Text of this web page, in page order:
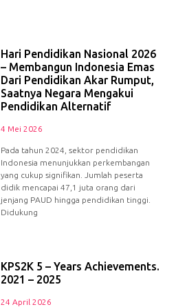
Hari Pendidikan Nasional 2026
– Membangun Indonesia Emas
Dari Pendidikan Akar Rumput,
Saatnya Negara Mengakui
Pendidikan Alternatif
4 Mei 2026
Pada tahun 2024, sektor pendidikan
Indonesia menunjukkan perkembangan
yang cukup signifikan. Jumlah peserta
didik mencapai 47,1 juta orang dari
jenjang PAUD hingga pendidikan tinggi.
Didukung
KPS2K 5 – Years Achievements.
2021 – 2025
24 April 2026